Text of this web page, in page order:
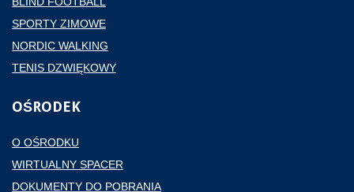
SPORTY ZIMOWE
NORDIC WALKING
TENIS DZWIĘKOWY
OŚRODEK
O OŚRODKU
WIRTUALNY SPACER
DOKUMENTY DO POBRANIA